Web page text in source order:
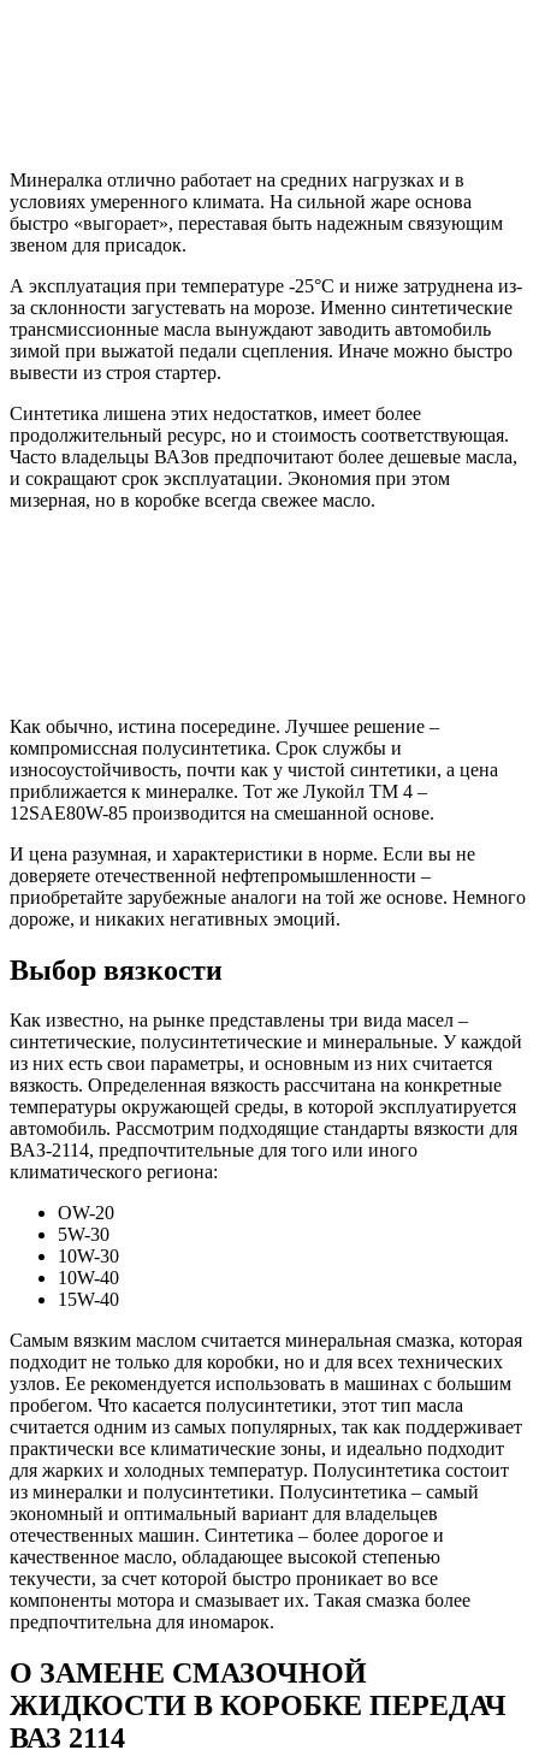
Минералка отлично работает на средних нагрузках и в
условиях умеренного климата. На сильной жаре основа
быстро «выгорает», переставая быть надежным связующим
звеном для присадок.
А эксплуатация при температуре -25°С и ниже затруднена из-
за склонности загустевать на морозе. Именно синтетические
трансмиссионные масла вынуждают заводить автомобиль
зимой при выжатой педали сцепления. Иначе можно быстро
вывести из строя стартер.
Синтетика лишена этих недостатков, имеет более
продолжительный ресурс, но и стоимость соответствующая.
Часто владельцы ВАЗов предпочитают более дешевые масла,
и сокращают срок эксплуатации. Экономия при этом
мизерная, но в коробке всегда свежее масло.
Как обычно, истина посередине. Лучшее решение –
компромиссная полусинтетика. Срок службы и
износоустойчивость, почти как у чистой синтетики, а цена
приближается к минералке. Тот же Лукойл ТМ 4 –
12SAE80W-85 производится на смешанной основе.
И цена разумная, и характеристики в норме. Если вы не
доверяете отечественной нефтепромышленности –
приобретайте зарубежные аналоги на той же основе. Немного
дороже, и никаких негативных эмоций.
Выбор вязкости
Как известно, на рынке представлены три вида масел –
синтетические, полусинтетические и минеральные. У каждой
из них есть свои параметры, и основным из них считается
вязкость. Определенная вязкость рассчитана на конкретные
температуры окружающей среды, в которой эксплуатируется
автомобиль. Рассмотрим подходящие стандарты вязкости для
ВАЗ-2114, предпочтительные для того или иного
климатического региона:
OW-20
5W-30
10W-30
10W-40
15W-40
Самым вязким маслом считается минеральная смазка, которая
подходит не только для коробки, но и для всех технических
узлов. Ее рекомендуется использовать в машинах с большим
пробегом. Что касается полусинтетики, этот тип масла
считается одним из самых популярных, так как поддерживает
практически все климатические зоны, и идеально подходит
для жарких и холодных температур. Полусинтетика состоит
из минералки и полусинтетики. Полусинтетика – самый
экономный и оптимальный вариант для владельцев
отечественных машин. Синтетика – более дорогое и
качественное масло, обладающее высокой степенью
текучести, за счет которой быстро проникает во все
компоненты мотора и смазывает их. Такая смазка более
предпочтительна для иномарок.
О ЗАМЕНЕ СМАЗОЧНОЙ
ЖИДКОСТИ В КОРОБКЕ ПЕРЕДАЧ
ВАЗ 2114